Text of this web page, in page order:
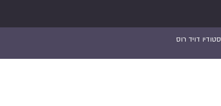
סטודיו דויד רוס